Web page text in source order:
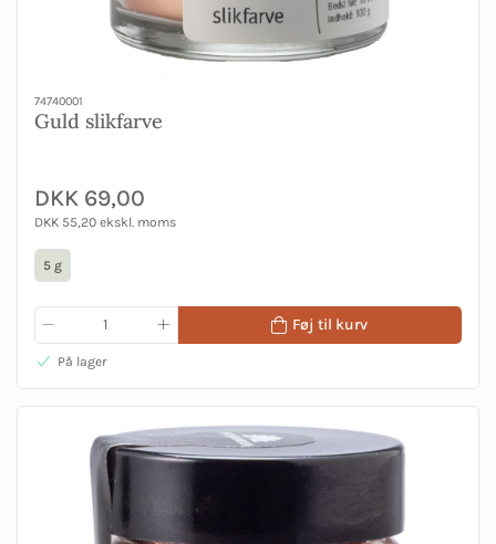
74740001
Guld slikfarve
DKK 69,00
DKK 55,20 ekskl. moms
5 g
Føj til kurv
På lager